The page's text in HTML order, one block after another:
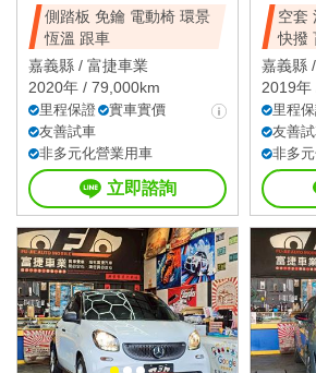
側踏板 免鑰 電動椅 環景
恆溫 跟車
嘉義縣 / 富捷車業
2020年 / 79,000km
里程保證
實車實價
友善試車
非多元化營業用車
立即諮詢
空套
快撥
嘉義縣 /
2019年
里程
友善
非多